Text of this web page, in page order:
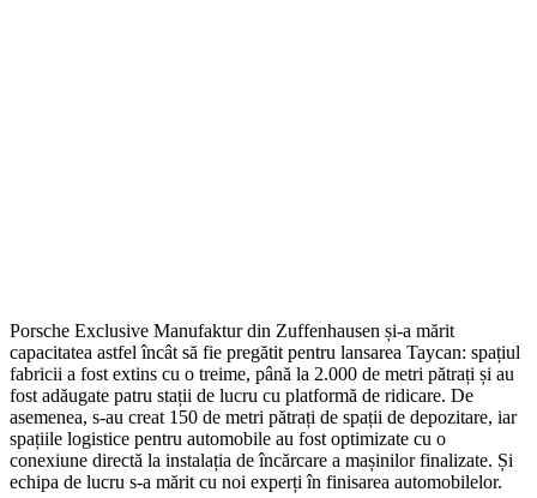
Porsche Exclusive Manufaktur din Zuffenhausen și-a mărit
capacitatea astfel încât să fie pregătit pentru lansarea Taycan: spațiul
fabricii a fost extins cu o treime, până la 2.000 de metri pătrați și au
fost adăugate patru stații de lucru cu platformă de ridicare. De
asemenea, s-au creat 150 de metri pătrați de spații de depozitare, iar
spațiile logistice pentru automobile au fost optimizate cu o
conexiune directă la instalația de încărcare a mașinilor finalizate. Și
echipa de lucru s-a mărit cu noi experți în finisarea automobilelor.